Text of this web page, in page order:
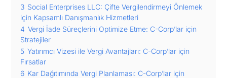
3 Social Enterprises LLC: Çifte Vergilendirmeyi Önlemek
için Kapsamlı Danışmanlık Hizmetleri
4 Vergi İade Süreçlerini Optimize Etme: C-Corp’lar için
Stratejiler
5 Yatırımcı Vizesi ile Vergi Avantajları: C-Corp’lar için
Fırsatlar
6 Kar Dağıtımında Vergi Planlaması: C-Corp’lar için